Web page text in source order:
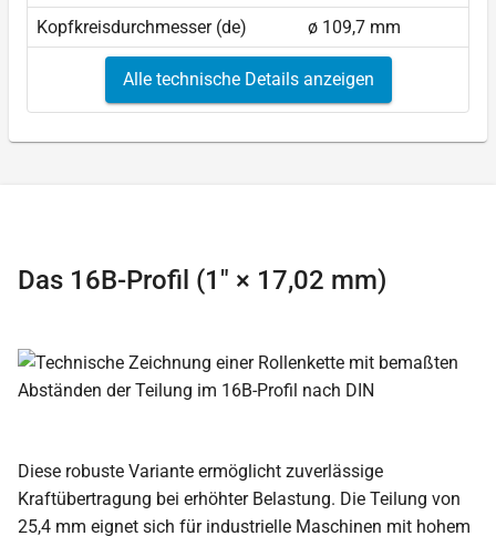
Kopfkreisdurchmesser (de)
ø 109,7 mm
Alle technische Details anzeigen
Das 16B-Profil (1″ × 17,02 mm)
Diese robuste Variante ermöglicht zuverlässige
Kraftübertragung bei erhöhter Belastung. Die Teilung von
25,4 mm eignet sich für industrielle Maschinen mit hohem